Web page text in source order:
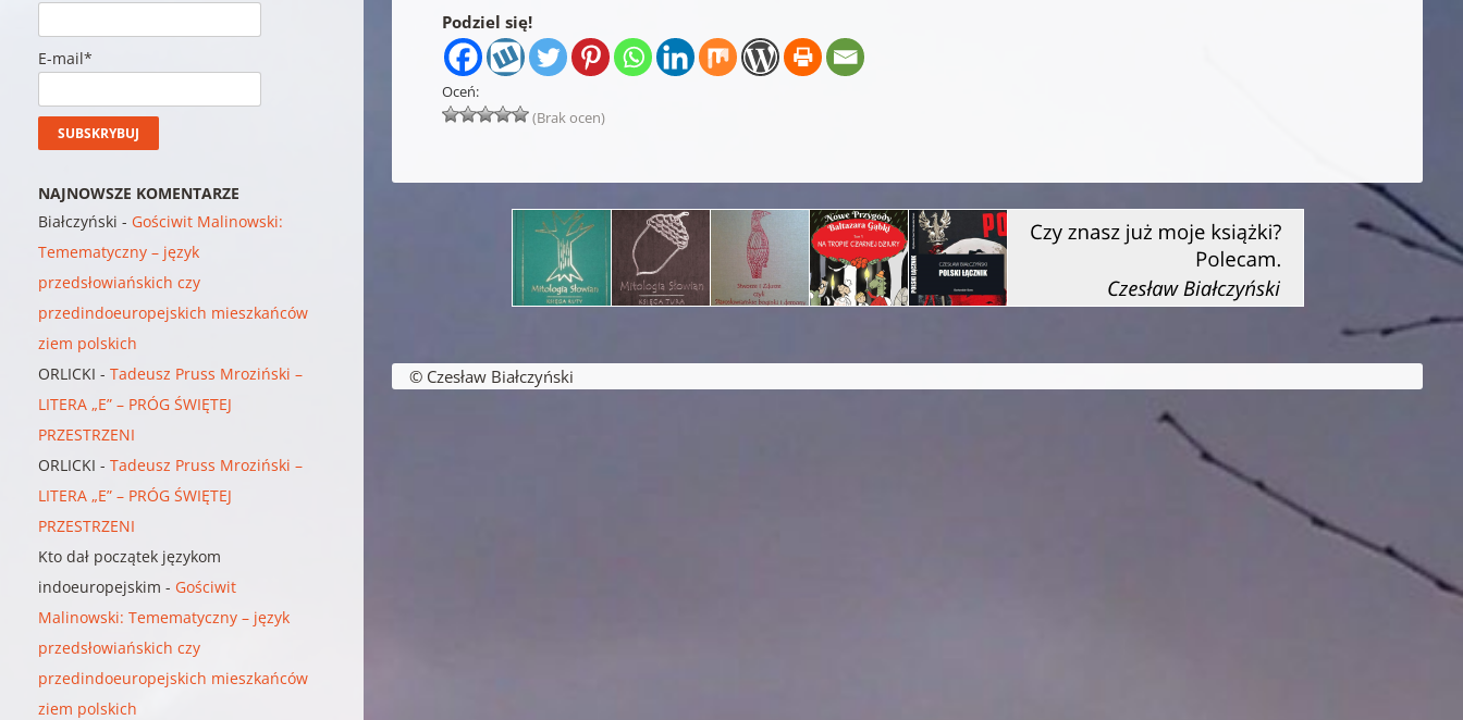
Podziel się!
Oceń:
(Brak ocen)
E-mail*
NAJNOWSZE KOMENTARZE
Białczyński - Gościwit Malinowski:
Temematyczny – język
przedsłowiańskich czy
przedindoeuropejskich mieszkańców
ziem polskich
ORLICKI -Tadeusz Pruss Mroziński –
LITERA „E” – PRÓG ŚWIĘTEJ
PRZESTRZENI
ORLICKI -Tadeusz Pruss Mroziński –
LITERA „E” – PRÓG ŚWIĘTEJ
PRZESTRZENI
Kto dał początek językom
indoeuropejskim - Gościwit
Malinowski: Temematyczny – język
przedsłowiańskich czy
przedindoeuropejskich mieszkańców
ziem polskich
© Czesław Białczyński